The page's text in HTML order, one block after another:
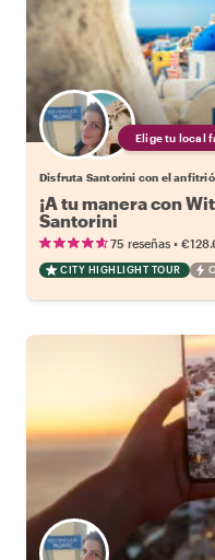
Elige tu local
Disfruta Santorini con el
¡A tu manera con
Santorini
75 reseñas •
CITY HIGHLIGHT TOUR